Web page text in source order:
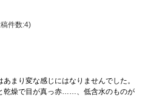
件数:4)
まり変な感じにはなりませんでした。
乾燥で目が真っ赤……、低含水のものが